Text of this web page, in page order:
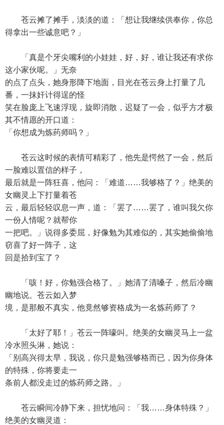
苍云摊了摊手，淡淡的道：「想让我继续供奉你，你总
得拿出一些诚意吧？」
「真是个牙尖嘴利的小娃娃，好，好，谁让我还有求你
这小家伙呢。」无奈
的点了点头，她身形降下地面，目光在苍云身上打量了几
番，一抹奸计得逞的怪
笑在脸庞上飞速浮现，旋即消散，迟疑了一会，似乎方才极
其不情愿的开口道：
「你想成为炼药师吗？」
苍云这时候的表情可精彩了，他先是愕然了一会，然后
一脸难以置信的样子，
最后就是一阵狂喜，他问：「难道……我够格了？」绝美的
女幽灵上下打量着苍
云，最后轻轻叹息一声，道：「罢了……罢了，谁叫我欠你
一份人情呢？就帮你
一把吧。」说得多委屈，好像勉为其难似的，其实她偷偷地
窃喜了好一阵子，这
回是拾到宝了？
「咳！好，你勉强合格了。」她清了清嗓子，然后冷幽
幽地说。苍云如入梦
境，是那般不真实，他竟然够资格成为一名炼药师了？
「太好了耶！」苍云一阵嚎叫。绝美的女幽灵马上一盆
冷水照头淋，她说：
「别高兴得太早，我说，你只是勉强够格而已，因为你身体
的特殊，你将要走一
条前人都没走过的炼药师之路。」
苍云瞬间冷静下来，担忧地问：「我……身体特殊？」
绝美的女幽灵道：